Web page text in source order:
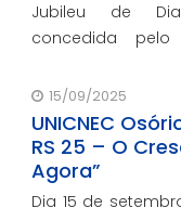
Jubileu de
concedida
da profissão de
15/09/2025
UNICNEC
RS 25 – O
Agora”
Dia 15 de